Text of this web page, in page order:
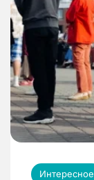
Интересное